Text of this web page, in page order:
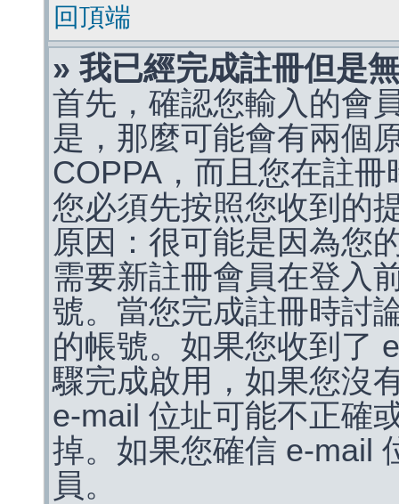
回頂端
» 我已經完成註冊但是
首先，確認您輸入的會
是，那麼可能會有兩個
COPPA，而且您在註
您必須先按照您收到的
原因：很可能是因為您
需要新註冊會員在登入
號。當您完成註冊時討
的帳號。如果您收到了
驟完成啟用，如果您沒
e-mail 位址可能不正確
掉。如果您確信 e-mail
員。